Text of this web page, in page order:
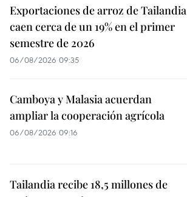
Exportaciones de arroz de Tailandia
caen cerca de un 19% en el primer
semestre de 2026
06/08/2026 09:35
Camboya y Malasia acuerdan
ampliar la cooperación agrícola
06/08/2026 09:16
Tailandia recibe 18,5 millones de